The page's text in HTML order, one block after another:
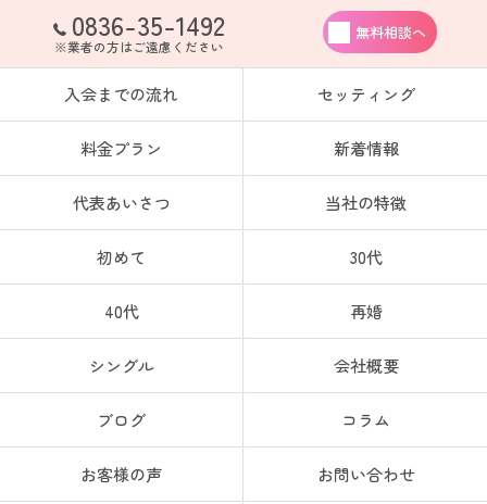
0836-35-1492
※業者の方はご遠慮ください
無料相談へ
入会までの流れ セッティング
料金プラン 新着情報
代表あいさつ 当社の特徴
初めて 30代
40代 再婚
シングル 会社概要
ブログ コラム
お客様の声 お問い合わせ